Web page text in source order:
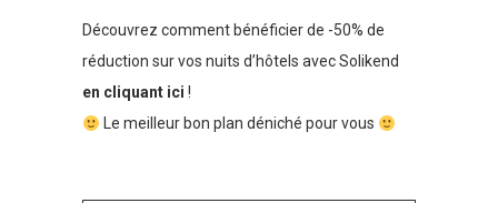
Découvrez comment bénéficier de -50% de
réduction sur vos nuits d’hôtels avec Solikend
en cliquant ici !
Le meilleur bon plan déniché pour vous